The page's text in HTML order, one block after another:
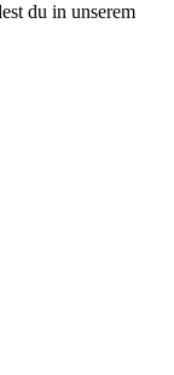
du in unserem